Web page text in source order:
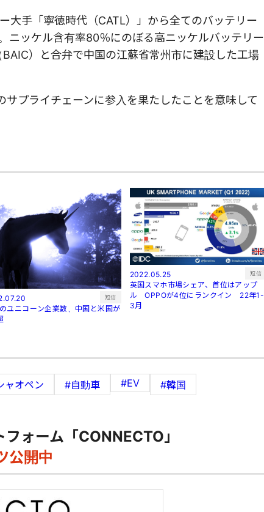
大手「寧徳時代（CATL）」から全てのバッテリー
ニッケル含有率80％にのぼる高ニッケルバッテリー
BAIC）
と合弁で中国の江蘇省常州市に建設した工場
プライチェーンに参入を果たしたことを意味して
短信
ユニコーン企業数、中国と米国が
2022.05.25 短信
英国スマホ市場シェア、首位はアップ
ル OPPOが4位にランクイン 22年1-
3月
ャオペン #自動車 #EV
#韓国
ォーム「CONNECTO」
公開中